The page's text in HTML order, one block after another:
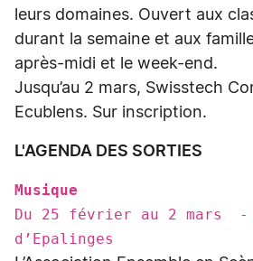
leurs domaines. Ouvert aux
durant la semaine et aux
après-midi et le week-end.
Jusqu’au 2 mars, Swisstech
Ecublens. Sur inscription.
L'AGENDA DES SORTIES
Musique
Du 25 février au 2 mars -
d’Epalinges